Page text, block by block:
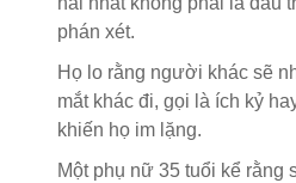
phán xét.
Họ lo rằng người khác sẽ
mắt khác đi, gọi là ích kỷ
khiến họ im lặng.
Một phụ nữ 35 tuổi kể rằng